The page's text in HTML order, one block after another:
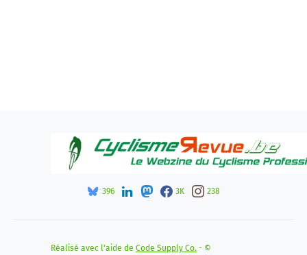
396 3K 238
Réalisé avec l'aide de Code Supply Co. - ©